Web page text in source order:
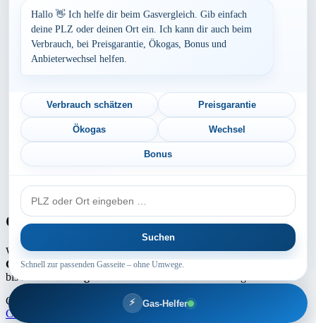
Bayern
Berlin
Brandenburg
Bremen
Hamburg
Mecklenburg-Vorpommern
Niedersachsen
Nordrhein-Westfalen
Rheinland-Pfalz
Saarland
Sachsen-Anhalt
Gaspreis-Explosion
Wie die Medien aktuell berichten, erwartetMillionen von
Gaskundenein absoluterPreisschock. Die
bis zu
Copyright ©2025 by Intermedia GAS | Theme Marsh Blog by
Creativ Themes
⚡ Gas-Helfer
Hallo 👋 Ich helfe dir beim Gasvergleich. Gib einfach
deine PLZ oder deinen Ort ein. Ich kann dir auch beim
Verbrauch, bei Preisgarantie, Ökogas, Bonus und
Anbieterwechsel helfen.
Verbrauch schätzen Preisgarantie
Ökogas Wechsel
Bonus
PLZ
oder
Ort
Suchen
Schnell zur passenden Gasseite – ohne Umwege.